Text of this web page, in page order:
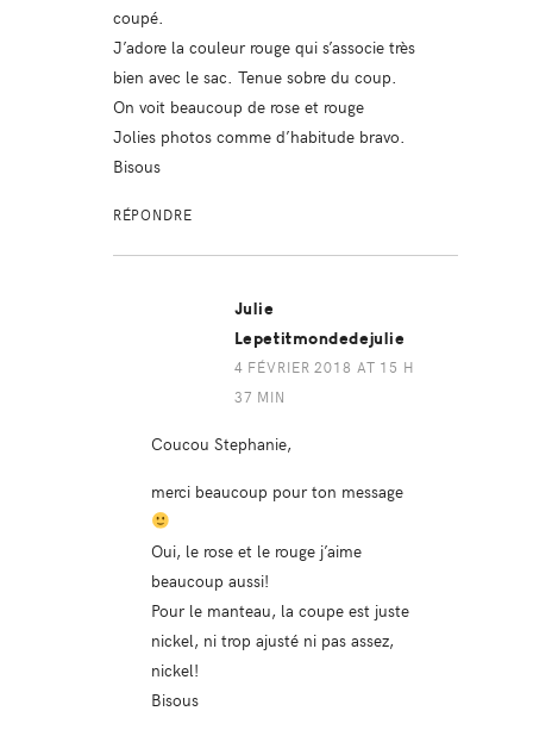
coupé.
J’adore la couleur rouge qui s’associe très
bien avec le sac. Tenue sobre du coup.
On voit beaucoup de rose et rouge
Jolies photos comme d’habitude bravo.
Bisous
RÉPONDRE
Julie
Lepetitmondedejulie
4 FÉVRIER 2018 AT 15 H
37 MIN
Coucou Stephanie,
merci beaucoup pour ton message
Oui, le rose et le rouge j’aime
beaucoup aussi!
Pour le manteau, la coupe est juste
nickel, ni trop ajusté ni pas assez,
nickel!
Bisous